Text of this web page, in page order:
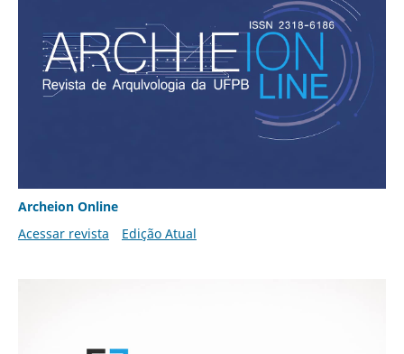
Archeion Online
Acessar revista
Edição Atual